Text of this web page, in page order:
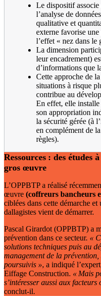
Le dispositif
l’analyse de
qualitative et
externe favorise
l’effet « nez dans le
La dimension
leur encadrement)
d’informations que
Cette approche de
situations à risque
contribue au
En effet, elle
son appropriation
la sécurité gérée (à
en complément de
règles).
Ressources : des études
gros œuvre
L’OPPBTP a réalisé
œuvre (coffreurs bancheurs
ciblées dans cette démarche
dallagistes vient de démarrer.
Pascal Girardot (OPPBTP) a
prévention dans ce secteur. «
solutions techniques puis au
management de la
poursuivis », a indiqué
Eiffage Construction. « Mais
s’intéresser aussi aux
conclut-il.